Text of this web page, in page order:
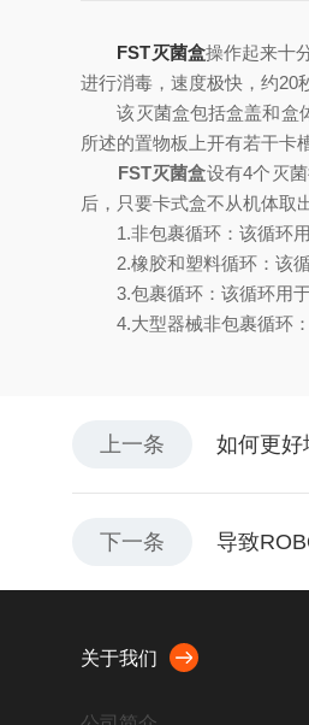
FST灭菌盒操作起来十
进行消毒，速度极快，约20
该灭菌盒包括盒盖和盒体
所述的置物板上开有若干卡
FST灭菌盒设有4个灭
后，只要卡式盒不从机体取
1.非包裹循环：该循环用
2.橡胶和塑料循环：该循
3.包裹循环：该循环用于
4.大型器械非包裹循环：
上一条 如何更好
下一条 导致
关于我们